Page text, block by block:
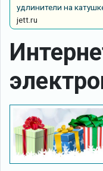
удлинители на
jett.ru